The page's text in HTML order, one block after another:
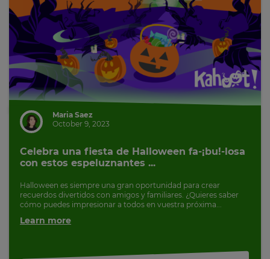
Maria Saez
October 9, 2023
Celebra una fiesta de Halloween fa-¡bu!-losa
con estos espeluznantes ...
Halloween es siempre una gran oportunidad para crear
recuerdos divertidos con amigos y familiares. ¿Quieres saber
cómo puedes impresionar a todos en vuestra próxima...
Learn more